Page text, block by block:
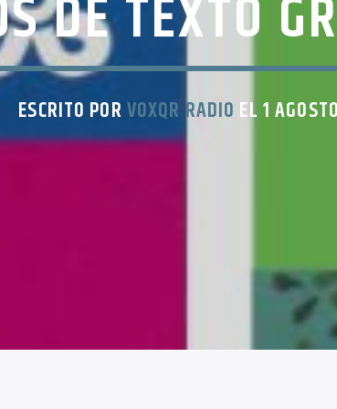
DE TEXTO
ESCRITO POR VOXQR RADIO EL 1